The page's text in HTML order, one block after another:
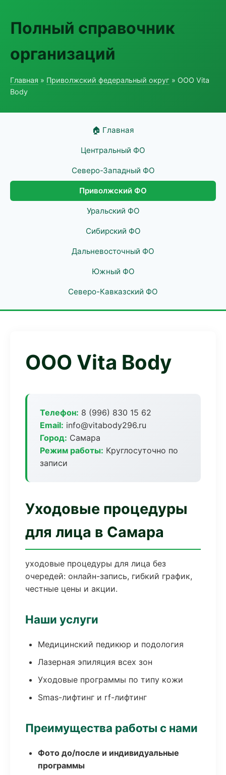
Полный справочник
организаций
Главная » Приволжский федеральный округ » ООО Vita
Body
🏠 Главная
Центральный ФО
Северо-Западный ФО
Приволжский ФО
Уральский ФО
Сибирский ФО
Дальневосточный ФО
Южный ФО
Северо-Кавказский ФО
ООО Vita Body
Телефон: 8 (996) 830 15 62
Email: info@vitabody296.ru
Город: Самара
Режим работы: Круглосуточно по
записи
Уходовые процедуры
для лица в Самара
уходовые процедуры для лица без
очередей: онлайн-запись, гибкий график,
честные цены и акции.
Наши услуги
Медицинский педикюр и подология
Лазерная эпиляция всех зон
Уходовые программы по типу кожи
Smas-лифтинг и rf-лифтинг
Преимущества работы с нами
Фото до/после и индивидуальные
программы